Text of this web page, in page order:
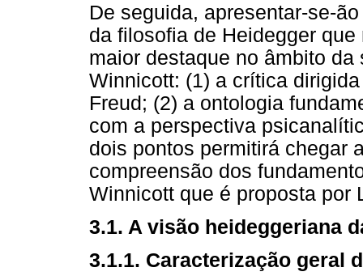
De seguida, apresentar-se-
da filosofia de Heidegger
maior destaque no âmbito
Winnicott: (1) a crítica
Freud; (2) a ontologia
com a perspectiva
dois pontos permitirá chegar
compreensão dos
Winnicott que é proposta por
3.1. A visão heideggeriana
3.1.1. Caracterização geral